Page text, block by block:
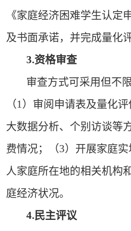
《家庭经济困难学生认定
及书面承诺，并完成量化评
3.资格审查
审查方式可采用但不
（1）审阅申请表及量化
大数据分析、个别访谈等
费情况；（3）开展家庭
人家庭所在地的相关机构
庭经济状况。
4.民主评议